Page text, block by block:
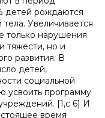
детей рождаются
Увеличивается
только нарушения
тяжести, но и
развития. В
детей,
социальной
усвоить программу
[1,с 6] И
время